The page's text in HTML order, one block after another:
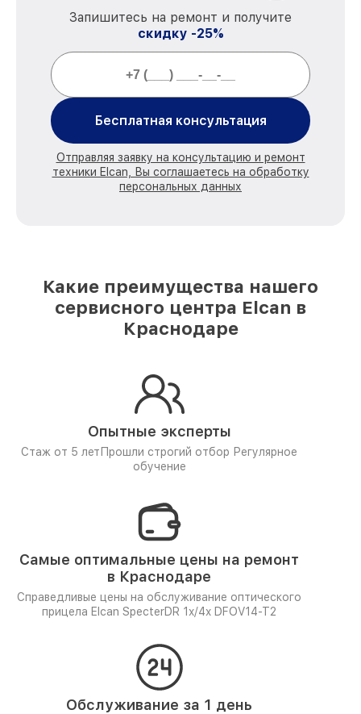
Запишитесь на ремонт и получите
скидку -25%
Бесплатная консультация
Отправляя заявку на консультацию и ремонт
техники Elcan, Вы соглашаетесь на обработку
персональных данных
Какие преимущества нашего
сервисного центра Elcan в
Краснодаре
Опытные эксперты
Стаж от 5 лет Прошли строгий отбор Регулярное
обучение
Самые оптимальные цены на ремонт
в Краснодаре
Справедливые цены на обслуживание оптического
прицела Elcan SpecterDR 1x/4x DFOV14-T2
Обслуживание за 1 день